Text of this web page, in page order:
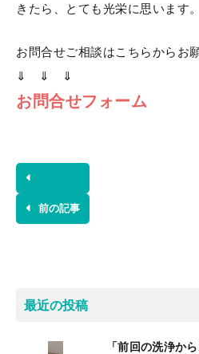
きたら、とても光栄に思います。
お問合せご相談はこちらからお
⇓ ⇓ ⇓
お問合せフォーム
前の記事
最近の投稿
「前回の洗浄か